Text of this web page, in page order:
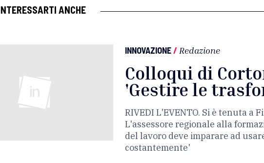
ANCHE
INNOVAZIONE/ Redazione
Colloqui di
'Gestire le
RIVEDI L'EVENTO. Si è tenuta a
L'assessore regionale alla
del lavoro deve imparare ad
costantemente'